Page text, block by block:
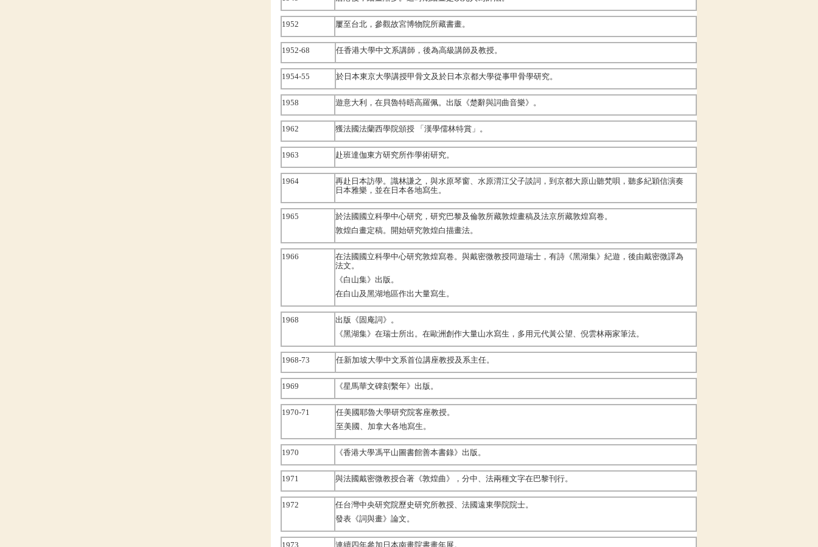
1952 屢至台北，參觀故宮博物院所藏書畫。
1952-68 任香港大學中文系講師，後為高級講師及教授。
1954-55 於日本東京大學講授甲骨文及於日本京都大學從事甲骨學研究。
1958 遊意大利，在貝魯特晤高羅佩。出版《楚辭與詞曲音樂》。
1962 獲法國法蘭西學院頒授 「漢學儒林特賞」。
1963 赴班達伽東方研究所作學術研究。
1964
再赴日本訪學。識林謙之，與水原琴窗、水原渭江父子談詞，到京都大原山聽梵唄，聽多紀穎信演奏
日本雅樂，並在日本各地寫生。
1965
於法國國立科學中心研究，研究巴黎及倫敦所藏敦煌畫稿及法京所藏敦煌寫卷。
敦煌白畫定稿。開始研究敦煌白描畫法。
1966
在法國國立科學中心研究敦煌寫卷。與戴密微教授同遊瑞士，有詩《黑湖集》紀遊，後由戴密微譯為
法文。
《白山集》出版。
在白山及黑湖地區作出大量寫生。
1968
出版《固庵詞》。
《黑湖集》在瑞士所出。在歐洲創作大量山水寫生，多用元代黃公望、倪雲林兩家筆法。
1968-73 任新加坡大學中文系首位講座教授及系主任。
1969 《星馬華文碑刻繫年》出版。
1970-71
任美國耶魯大學研究院客座教授。
至美國、加拿大各地寫生。
1970 《香港大學馮平山圖書館善本書錄》出版。
1971 與法國戴密微教授合著《敦煌曲》，分中、法兩種文字在巴黎刊行。
1972
任台灣中央研究院歷史研究所教授、法國遠東學院院士。
發表《詞與畫》論文。
1973 連續四年參加日本南畫院書畫年展。